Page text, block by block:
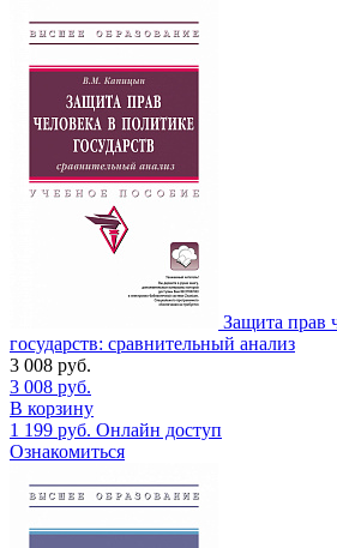
Защита прав
государств: сравнительный анализ
3 008 руб.
3 008 руб.
В корзину
1 199 руб. Онлайн доступ
Ознакомиться